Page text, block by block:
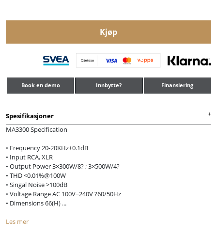
Kjøp
Book en demo Innbytte? Finansiering
Spesifikasjoner
MA3300 Specification
• Frequency 20-20KHz±0.1dB
• Input RCA, XLR
• Output Power 3×300W/8? ; 3×500W/4?
• THD <0.01%@100W
• Singal Noise >100dB
• Voltage Range AC 100V~240V ?60/50Hz
• Dimensions 66(H) ...
Les mer